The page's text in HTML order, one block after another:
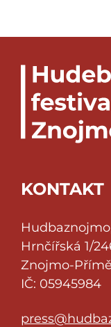
KONTAKT
Hrnčířská 1/
Znojmo-
IČ: 05945984